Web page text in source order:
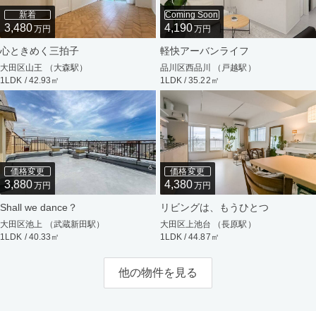
新着
3,480万円
心ときめく三拍子
大田区山王 （大森駅）
1LDK / 42.93㎡
Coming Soon
4,190万円
軽快アーバンライフ
品川区西品川 （戸越駅）
1LDK / 35.22㎡
価格変更
3,880万円
Shall we dance？
大田区池上 （武蔵新田駅）
1LDK / 40.33㎡
価格変更
4,380万円
リビングは、もうひとつ
大田区上池台 （長原駅）
1LDK / 44.87㎡
他の物件を見る